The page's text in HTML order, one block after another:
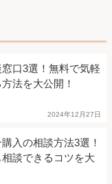
口3選！無料で気軽
法を大公開！
2024年12月27日
入の相談方法3選！
談できるコツを大